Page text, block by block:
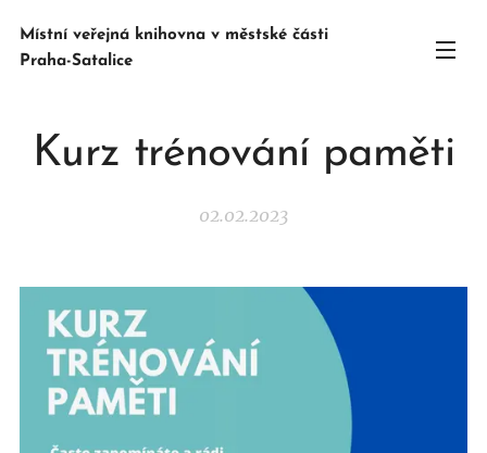
Místní veřejná knihovna v městské části
Praha-Satalice
Kurz trénování paměti
02.02.2023